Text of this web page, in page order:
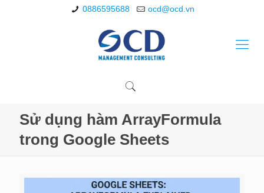
0886595688 ocd@ocd.vn
Sử dụng hàm ArrayFormula
trong Google Sheets